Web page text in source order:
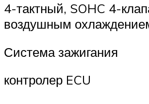
4-тактный, SOHC 4-
воздушным
Система зажигания
контролер ECU